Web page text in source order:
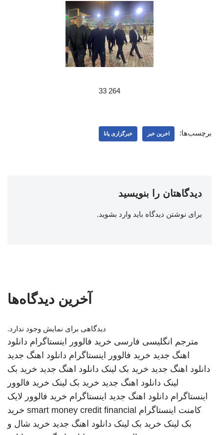
264 33
برچسب‌ها: اخرین خبر خبرگزاری پانا
دیدگاهتان را بنویسید
برای نوشتن دیدگاه باید وارد بشوید.
آخرین دیدگاه‌ها
دیدگاهی برای نمایش وجود ندارد.
مترجم انگلیسی فارسی خرید فالوور اینستاگرام دانلود
اهنگ جدید خرید فالوور اینستاگرام دانلود اهنگ جدید
دانلود اهنگ جدید خرید بک لینک دانلود اهنگ جدید خرید بک
لینک دانلود اهنگ جدید خرید بک لینک خرید فالوور
اینستاگرام دانلود اهنگ جدید اینستاگرام خرید فالوور لایک
کامنت اینستاگرام smart money credit financial خرید
بک لینک خرید بک لینک دانلود اهنگ جدید خرید شال و